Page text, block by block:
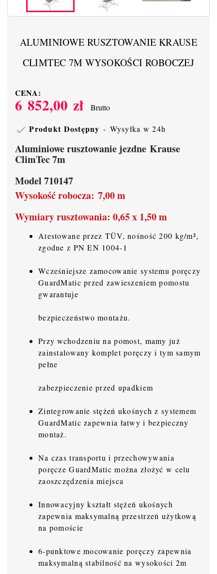
ALUMINIOWE RUSZTOWANIE KRAUSE
CLIMTEC 7M WYSOKOŚCI ROBOCZEJ
CENA:
6 852,00 zł Brutto
 Produkt Dostępny Wysyłka w 24h
Aluminiowe rusztowanie jezdne Krause
ClimTec 7m
Model 710147
Wysokość robocza: 7,00 m
Wymiary rusztowania: 0,65 x 1,50 m
Atestowane przez TÜV, nośność 200 kg/m²,
zgodne z PN EN 1004-1
Wcześniejsze zamocowanie systemu poręczy
GuardMatic przed zawieszeniem pomostu
gwarantuje
bezpieczeństwo montażu.
Przy wchodzeniu na pomost, mamy już
zainstalowany komplet poręczy i tym samym
pełne
zabezpieczenie przed upadkiem
Zintegrowanie stężeń ukośnych z systemem
GuardMatic zapewnia łatwy i bezpieczny
montaż.
Na czas transportu i przechowywania
poręcze GuardMatic można złożyć w celu
zaoszczędzenia miejsca
Innowacyjny kształt stężeń ukośnych
zapewnia maksymalną przestrzeń użytkową
na pomoście
6-punktowe mocowanie poręczy zapewnia
maksymalną stabilność na wysokości 2m